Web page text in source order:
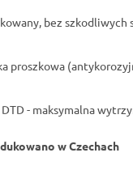
bez szkodliwych
proszkowa
- maksymalna
w Czechach